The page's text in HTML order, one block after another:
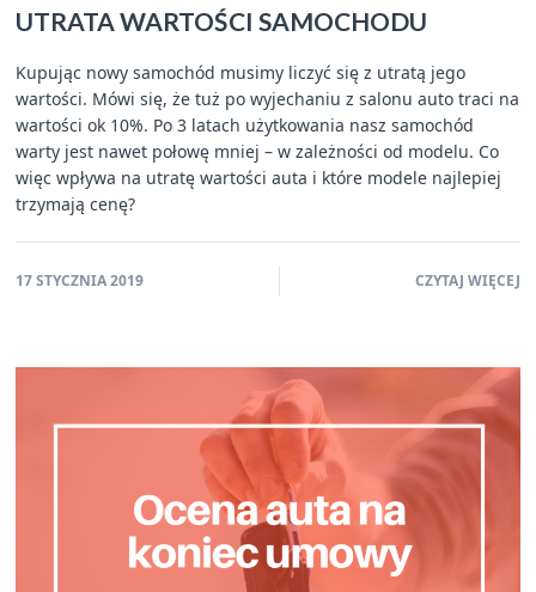
UTRATA WARTOŚCI SAMOCHODU
Kupując nowy samochód musimy liczyć się z utratą jego
wartości. Mówi się, że tuż po wyjechaniu z salonu auto traci na
wartości ok 10%. Po 3 latach użytkowania nasz samochód
warty jest nawet połowę mniej – w zależności od modelu. Co
więc wpływa na utratę wartości auta i które modele najlepiej
trzymają cenę?
17 STYCZNIA 2019 CZYTAJ WIĘCEJ